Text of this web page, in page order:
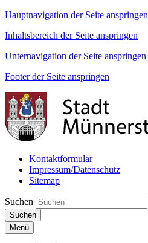
Hauptnavigation der Seite anspringen
Inhaltsbereich der Seite anspringen
Unternavigation der Seite anspringen
Footer der Seite anspringen
Kontaktformular
Impressum/Datenschutz
Sitemap
Suchen
Suchen
Menü